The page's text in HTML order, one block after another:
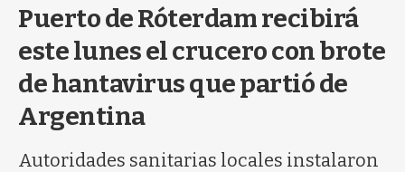
�
Puerto de Róterdam recibirá
este lunes el crucero con brote
de hantavirus que partió de
Argentina
Autoridades sanitarias locales instalaron